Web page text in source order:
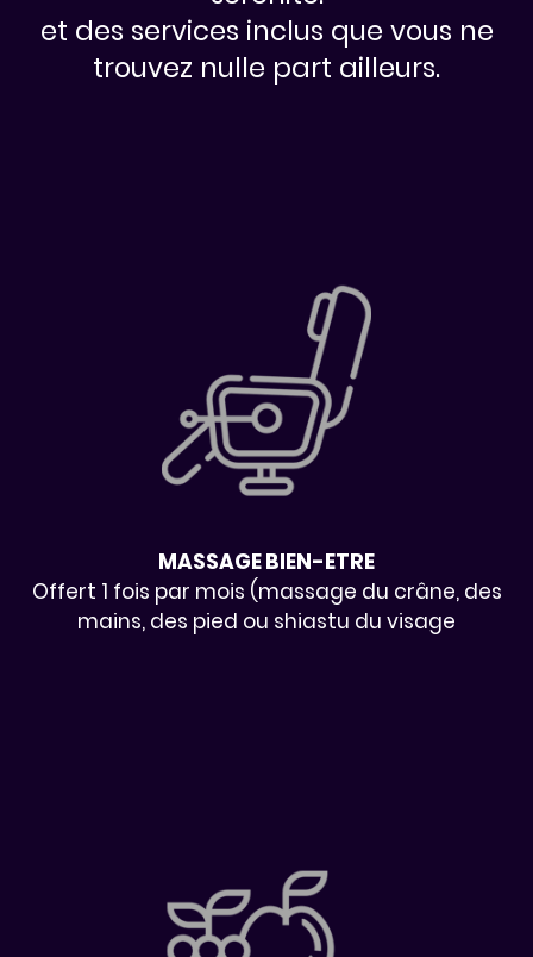
et des services inclus que vous ne
trouvez nulle part ailleurs.
MASSAGE BIEN-ETRE
Offert 1 fois par mois (massage du crâne, des
mains, des pied ou shiastu du visage